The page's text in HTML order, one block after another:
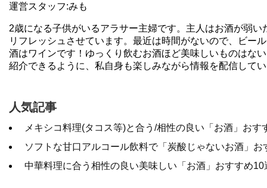
運営スタッフ:みも
2歳になる子供がいるアラサー主婦です。主人はお酒が弱
リフレッシュさせています。最近は時間がないので、ビー
酒はワインです！ゆっくり飲むお酒ほど美味しいものはな
紹介できるように、私自身も楽しみながら情報を配信して
人気記事
メキシコ料理(タコス等)と合う/相性の良い「お酒」おす
ソフトな甘口アルコール飲料で「炭酸じゃないお酒」お
中華料理に合う相性の良い美味しい「お酒」おすすめ10